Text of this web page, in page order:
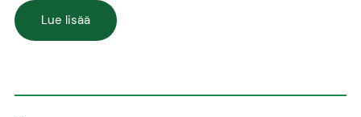
Lue lisää